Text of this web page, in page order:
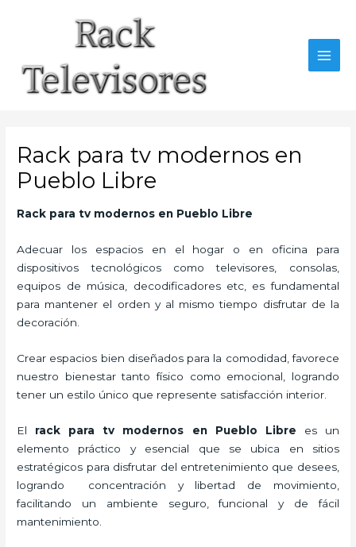
Rack para tv modernos en
Pueblo Libre
Rack para tv modernos en Pueblo Libre
Adecuar los espacios en el hogar o en oficina para
dispositivos tecnológicos como televisores, consolas,
equipos de música, decodificadores etc, es fundamental
para mantener el orden y al mismo tiempo disfrutar de la
decoración.
Crear espacios bien diseñados para la comodidad, favorece
nuestro bienestar tanto físico como emocional, logrando
tener un estilo único que represente satisfacción interior.
El rack para tv modernos en Pueblo Libre es un
elemento práctico y esencial
que se ubica en sitios
estratégicos para disfrutar del entretenimiento que desees,
logrando concentración y libertad de movimiento,
facilitando un ambiente seguro, funcional y de fácil
mantenimiento.